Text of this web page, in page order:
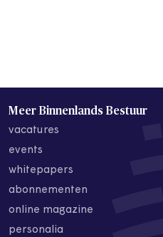
Meer Binnenlands Bestuur
vacatures
events
whitepapers
abonnementen
online magazine
personalia